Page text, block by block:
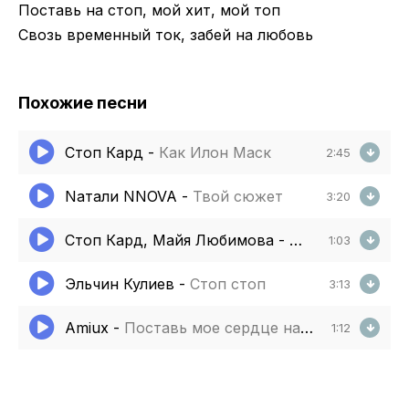
Поставь на стоп, мой хит, мой топ
Свозь временный ток, забей на любовь
Похожие песни
Стоп Кард - Как Илон Маск 2:45
Nатали NNOVA - Твой сюжет 3:20
Стоп Кард, Майя Любимова - Нет денег нет
1:03
Эльчин Кулиев - Стоп стоп 3:13
Amiux - Поставь мое сердце на паузу 1:12